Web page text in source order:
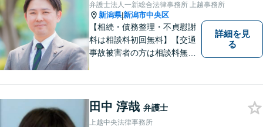
弁護士法人一新総合法律事務所 上越事務所
新潟県|新潟市中央区
【相続・債務整理・不貞慰謝
料は相談料初回無料】【交通
事故被害者の方は相談料無料
思っています。
詳細を見
る
田中 淳哉 弁護士
上越中央法律事務所